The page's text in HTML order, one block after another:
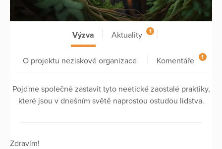
Výzva Aktuality 1
O projektu neziskové organizace Komentáře 1
Pojďme společně zastavit tyto neetické zaostalé praktiky,
které jsou v dnešním světě naprostou ostudou lidstva.
Zdravím!